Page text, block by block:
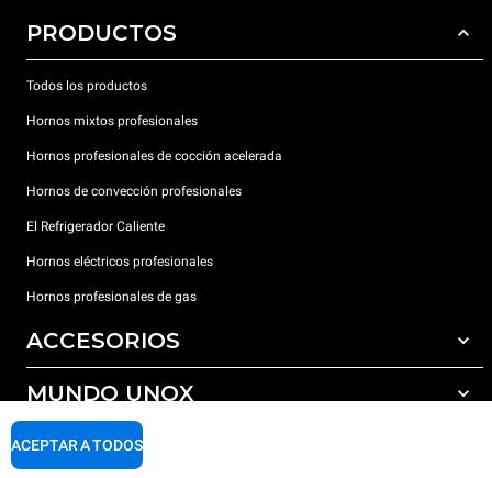
PRODUCTOS
Todos los productos
Hornos mixtos profesionales
Hornos profesionales de cocción acelerada
Hornos de convección profesionales
El Refrigerador Caliente
Hornos eléctricos profesionales
Hornos profesionales de gas
ACCESORIOS
Todos los accesorios
Detergentes para lavado automático
Detergentes para lavado manual
MUNDO UNOX
Nuestras sedes en el mundo
SOPORTE
ACEPTAR A TODOS